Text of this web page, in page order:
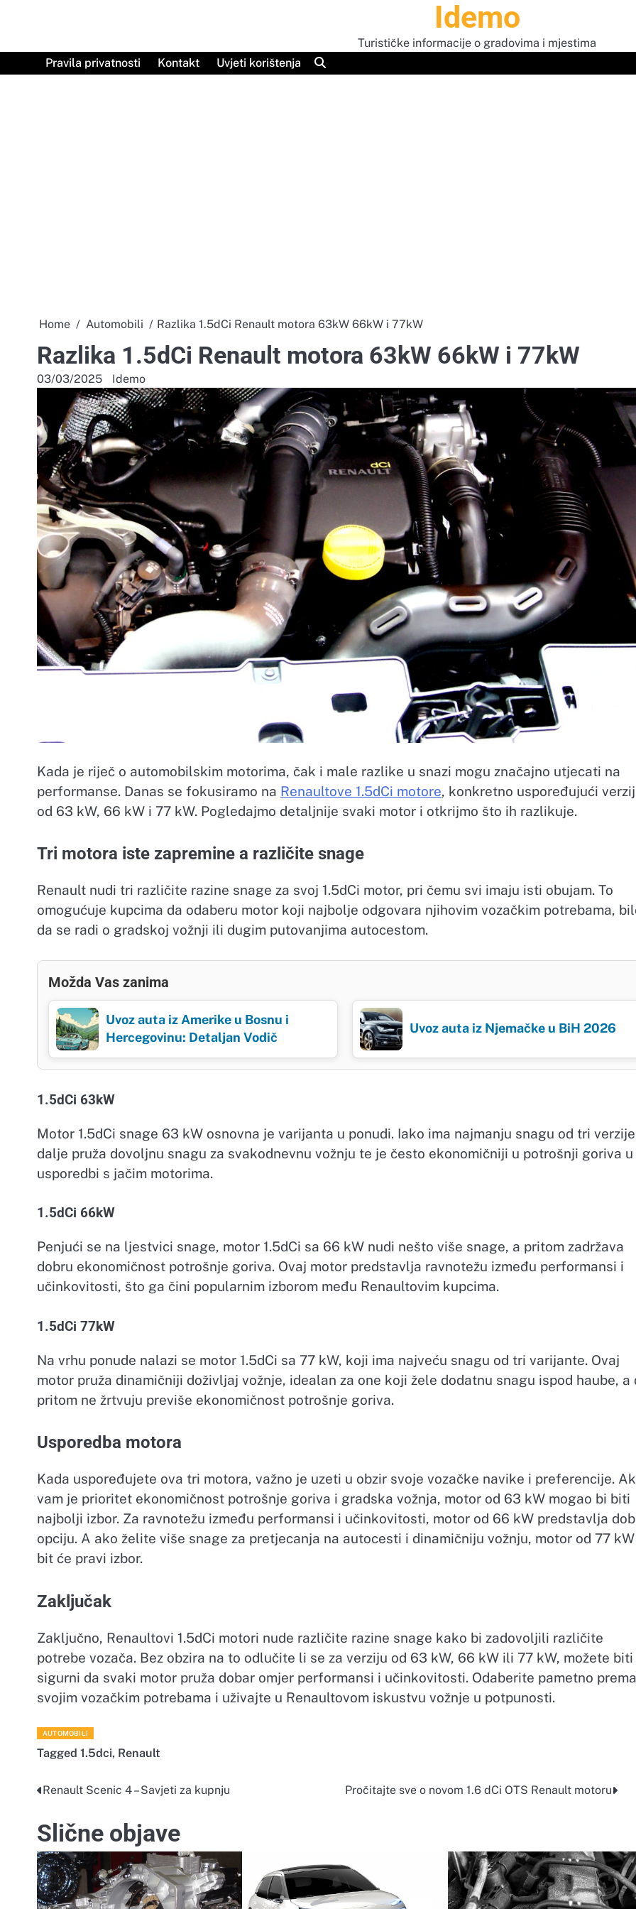
Idemo
Turističke informacije o gradovima i mjestima
Pravila privatnosti
Kontakt Uvjeti korištenja
Home Automobili Razlika 1.5dCi Renault motora 63kW 66kW i 77kW
Razlika 1.5dCi Renault motora 63kW 66kW i 77kW
03/03/2025 Idemo
Kada je riječ o automobilskim motorima, čak i male razlike u snazi mogu značajno utjecati na
performanse. Danas se fokusiramo na Renaultove 1.5dCi motore, konkretno uspoređujući
od 63 kW, 66 kW i 77 kW. Pogledajmo detaljnije svaki motor i otkrijmo što ih razlikuje.
Tri motora iste zapremine a različite snage
Renault nudi tri različite razine snage za svoj 1.5dCi motor, pri čemu svi imaju isti obujam. To
omogućuje kupcima da odaberu motor koji najbolje odgovara njihovim vozačkim potrebama,
da se radi o gradskoj vožnji ili dugim putovanjima autocestom.
Možda Vas zanima
Uvoz auta iz Amerike u Bosnu i
Hercegovinu: Detaljan Vodič
Uvoz auta iz Njemačke u BiH 2026
1.5dCi 63kW
Motor 1.5dCi snage 63 kW osnovna je varijanta u ponudi. Iako ima najmanju snagu od tri
dalje pruža dovoljnu snagu za svakodnevnu vožnju te je često ekonomičniji u potrošnji goriva u
usporedbi s jačim motorima.
1.5dCi 66kW
Penjući se na ljestvici snage, motor 1.5dCi sa 66 kW nudi nešto više snage, a pritom zadržava
dobru ekonomičnost potrošnje goriva. Ovaj motor predstavlja ravnotežu između performansi i
učinkovitosti, što ga čini popularnim izborom među Renaultovim kupcima.
1.5dCi 77kW
Na vrhu ponude nalazi se motor 1.5dCi sa 77 kW, koji ima najveću snagu od tri varijante. Ovaj
motor pruža dinamičniji doživljaj vožnje, idealan za one koji žele dodatnu snagu ispod haube, a
pritom ne žrtvuju previše ekonomičnost potrošnje goriva.
Usporedba motora
Kada uspoređujete ova tri motora, važno je uzeti u obzir svoje vozačke navike i preferencije.
vam je prioritet ekonomičnost potrošnje goriva i gradska vožnja, motor od 63 kW mogao bi biti
najbolji izbor. Za ravnotežu između performansi i učinkovitosti, motor od 66 kW predstavlja
opciju. A ako želite više snage za pretjecanja na autocesti i dinamičniju vožnju, motor od 77 kW
bit će pravi izbor.
Zaključak
Zaključno, Renaultovi 1.5dCi motori nude različite razine snage kako bi zadovoljili različite
potrebe vozača. Bez obzira na to odlučite li se za verziju od 63 kW, 66 kW ili 77 kW, možete biti
sigurni da svaki motor pruža dobar omjer performansi i učinkovitosti. Odaberite pametno prema
svojim vozačkim potrebama i uživajte u Renaultovom iskustvu vožnje u potpunosti.
AUTOMOBILI
Tagged 1.5dci, Renault
Navigacija
objava
Renault Scenic 4 – Savjeti za kupnju Pročitajte sve o novom 1.6 dCi OTS Renault motoru
Slične objave